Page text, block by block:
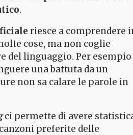
.
riesce a comprendere
cose, ma non coglie
del linguaggio. Per esempio
una battuta da un
non sa calare le parole in
ci permette di avere
preferite delle